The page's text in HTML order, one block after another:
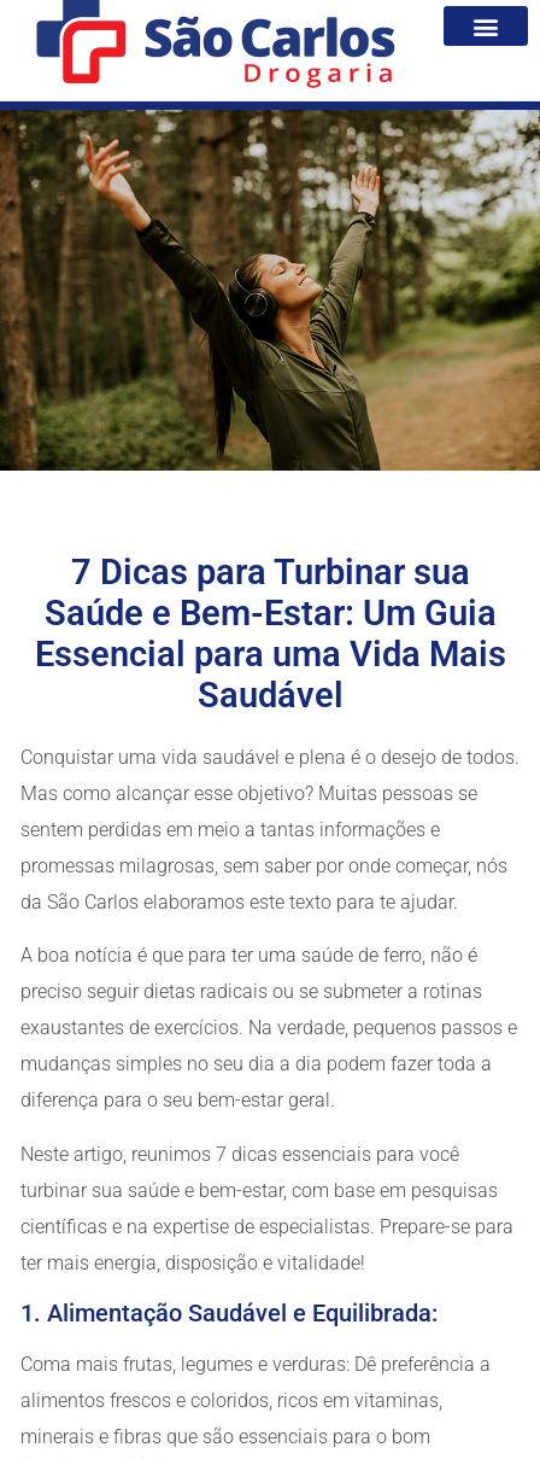
7 Dicas para Turbinar sua
Saúde e Bem-Estar: Um Guia
Essencial para uma Vida Mais
Saudável
Conquistar uma vida saudável e plena é o desejo de todos.
Mas como alcançar esse objetivo? Muitas pessoas se
sentem perdidas em meio a tantas informações e
promessas milagrosas, sem saber por onde começar, nós
da São Carlos elaboramos este texto para te ajudar.
A boa notícia é que para ter uma saúde de ferro, não é
preciso seguir dietas radicais ou se submeter a rotinas
exaustantes de exercícios. Na verdade, pequenos passos e
mudanças simples no seu dia a dia podem fazer toda a
diferença para o seu bem-estar geral.
Neste artigo, reunimos 7 dicas essenciais para você
turbinar sua saúde e bem-estar, com base em pesquisas
científicas e na expertise de especialistas. Prepare-se para
ter mais energia, disposição e vitalidade!
1. Alimentação Saudável e Equilibrada:
Coma mais frutas, legumes e verduras: Dê preferência a
alimentos frescos e coloridos, ricos em vitaminas,
minerais e fibras que são essenciais para o bom